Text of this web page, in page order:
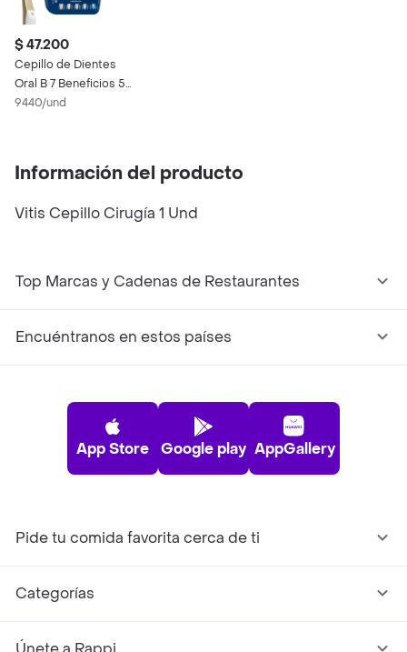
$ 47.200
Cepillo de Dientes
Oral B 7 Beneficios 5
Und
9440/und
Información del producto
Vitis Cepillo Cirugía 1 Und
Top Marcas y Cadenas de Restaurantes
Encuéntranos en estos países
App Store Google play AppGallery
Pide tu comida favorita cerca de ti
Categorías